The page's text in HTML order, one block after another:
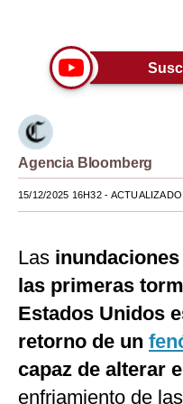
Estilos
EEUU
México
Tecnología
Club del Suscriptor
Mix
G de Gestión
Agencia Bloomberg
15/12/2025 16H32- ACTUALIZADO
Las
las primeras
Estados Unidos
retorno de un
capaz de alterar
enfriamiento de